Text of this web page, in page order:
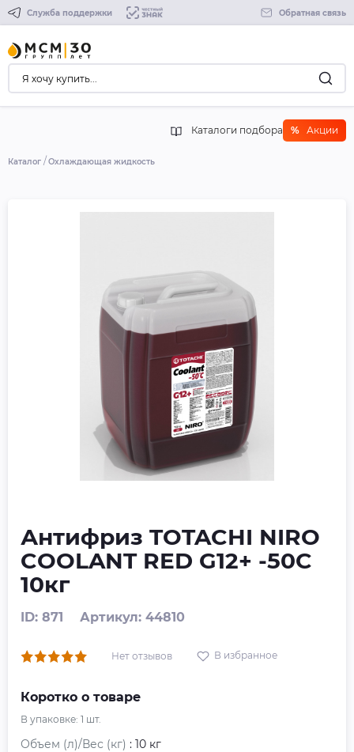
Служба поддержки Обратная связь
Каталоги подбора % Акции
Каталог Охлаждающая жидкость
Антифриз TOTACHI NIRO
COOLANT RED G12+ -50C
10кг
ID: 871 Артикул: 44810
Нет отзывов В избранное
Коротко о товаре
В упаковке: 1 шт.
Объем (л)/Вес (кг) : 10 кг